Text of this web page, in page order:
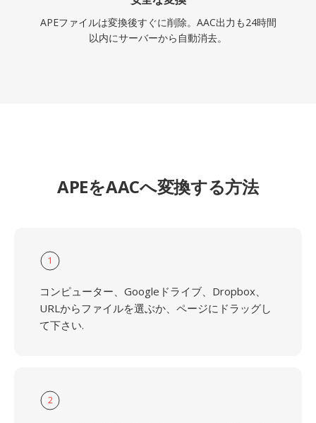
APEファイルは変換後すぐに削除。AAC出力も24時間
以内にサーバーから自動消去。
APEをAACへ変換する方法
1
コンピューター、Googleドライブ、Dropbox、
URLからファイルを選ぶか、ページにドラッグし
て下さい.
2